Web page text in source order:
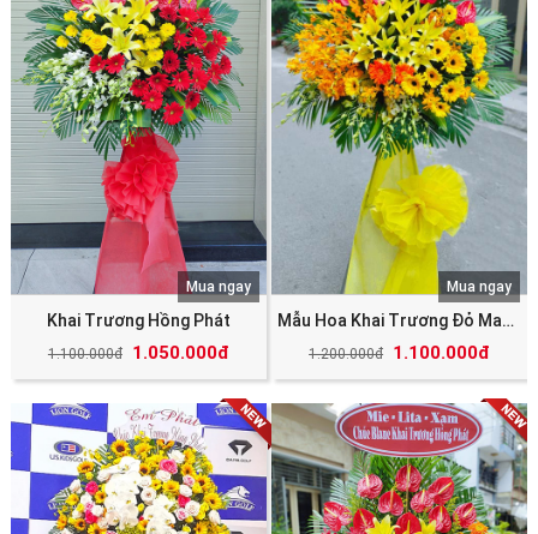
Khai Trương Hồng Phát
1.100.000đ 1.050.000đ
Mua ngay
Mẫu Hoa Khai Trương Đỏ May Mắn Tài Lộc
1.200.000đ 1.100.000đ
Mua ngay